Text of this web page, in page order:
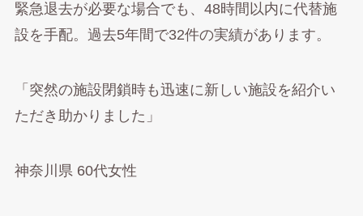
緊急退去が必要な場合でも、48時間以内に代替施
設を手配。過去5年間で32件の実績があります。
「突然の施設閉鎖時も迅速に新しい施設を紹介い
ただき助かりました」
神奈川県 60代女性